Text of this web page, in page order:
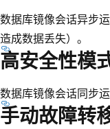
数据库镜像会话异步
造成数据丢失）。
高安全性
数据库镜像会话同步
手动故障转